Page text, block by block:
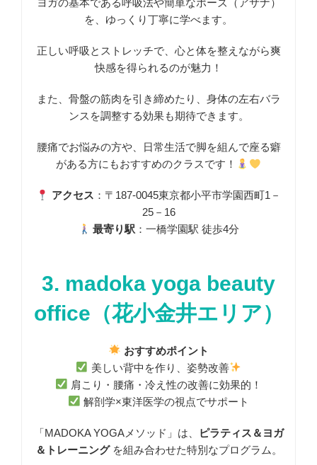
ヨガの基本である呼吸法や簡単なポーズ（アサナ）
を、ゆっくり丁寧に学べます。
正しい呼吸とストレッチで、心と体を整えながら爽
快感を得られるのが魅力！
また、骨盤の筋肉を引き締めたり、身体の左右バラ
ンスを調整する効果も期待できます。
腰痛でお悩みの方や、日常生活で脚を組んで座る癖
がある方にもおすすめのクラスです！
アクセス ：〒187-0045東京都小平市学園西町1－
25－16
最寄り駅 ：一橋学園駅 徒歩4分
3. madoka yoga beauty
office（花小金井エリア）
おすすめポイント
美しい背中を作り、姿勢改善
肩こり・腰痛・冷え性の改善に効果的！
解剖学×東洋医学の視点でサポート
「MADOKA YOGAメソッド」は、
ピラティス＆ヨガ
＆トレーニングを組み合わせた特別なプログラム。